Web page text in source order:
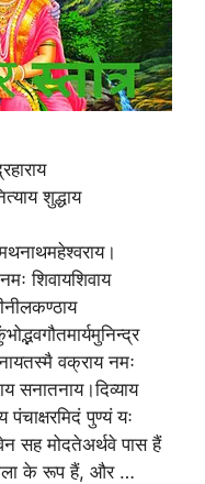
शुद्धाय
शिवायशिवाय
वक्राय नमः
सनातनाय।दिव्याय
पंचाक्षरमिदं पुण्यं यः
सह मोदतेअर्थवे पास हैं
के रूप हैं, और …